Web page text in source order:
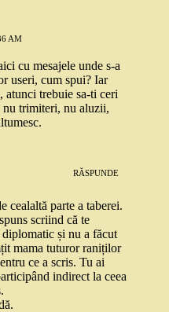
AM
cu mesajele unde s-a
useri, cum spui? Iar
atunci trebuie sa-ti ceri
trimiteri, nu aluzii,
RĂSPUNDE
cealaltă parte a taberei.
scriind că te
și nu a făcut
mama tuturor raniților
ce a scris. Tu ai
indirect la ceea